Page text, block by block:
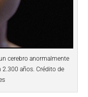
cerebro anormalmente
2.300 años. Crédito de